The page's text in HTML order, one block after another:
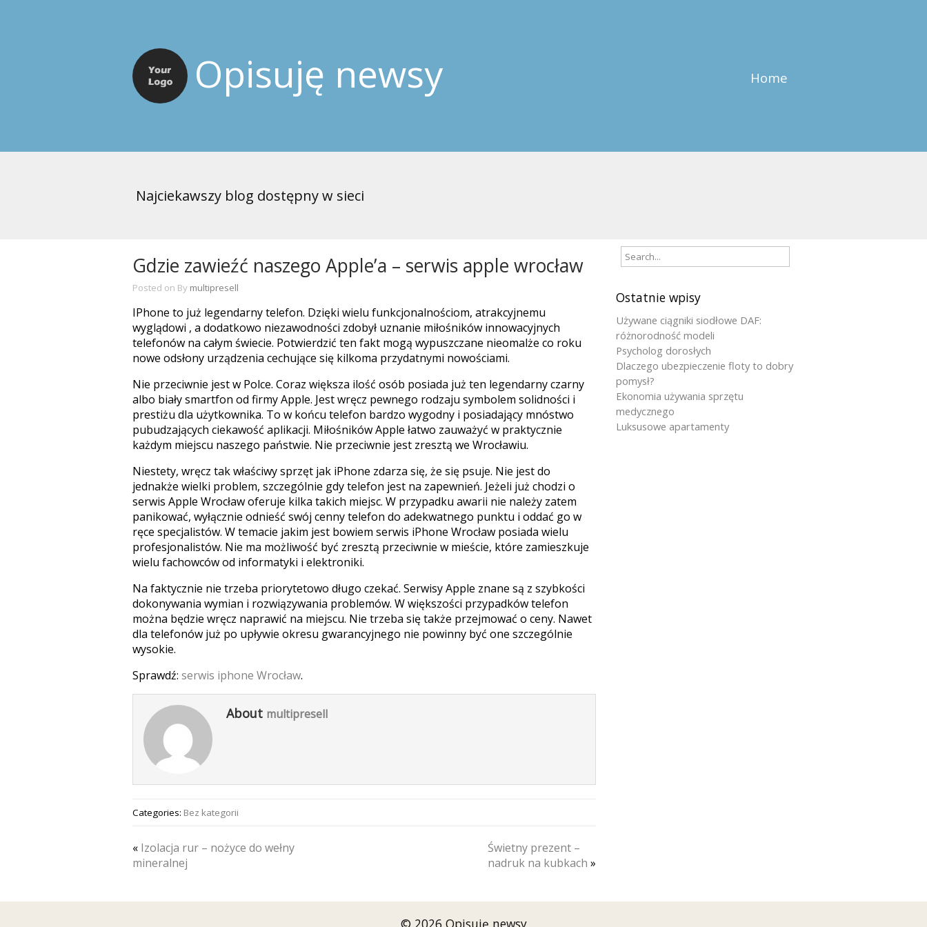
Opisuję newsy Home
Najciekawszy blog dostępny w sieci
Gdzie zawieźć naszego Apple’a – serwis apple wrocław
Posted on By multipresell
IPhone to już legendarny telefon. Dzięki wielu funkcjonalnościom, atrakcyjnemu
wyglądowi , a dodatkowo niezawodności zdobył uznanie miłośników innowacyjnych
telefonów na całym świecie. Potwierdzić ten fakt mogą wypuszczane nieomalże co roku
nowe odsłony urządzenia cechujące się kilkoma przydatnymi nowościami.
Nie przeciwnie jest w Polce. Coraz większa ilość osób posiada już ten legendarny czarny
albo biały smartfon od firmy Apple. Jest wręcz pewnego rodzaju symbolem solidności i
prestiżu dla użytkownika. To w końcu telefon bardzo wygodny i posiadający mnóstwo
pubudzających ciekawość aplikacji. Miłośników Apple łatwo zauważyć w praktycznie
każdym miejscu naszego państwie. Nie przeciwnie jest zresztą we Wrocławiu.
Niestety, wręcz tak właściwy sprzęt jak iPhone zdarza się, że się psuje. Nie jest do
jednakże wielki problem, szczególnie gdy telefon jest na zapewnień. Jeżeli już chodzi o
serwis Apple Wrocław oferuje kilka takich miejsc. W przypadku awarii nie należy zatem
panikować, wyłącznie odnieść swój cenny telefon do adekwatnego punktu i oddać go w
ręce specjalistów. W temacie jakim jest bowiem serwis iPhone Wrocław posiada wielu
profesjonalistów. Nie ma możliwość być zresztą przeciwnie w mieście, które zamieszkuje
wielu fachowców od informatyki i elektroniki.
Na faktycznie nie trzeba priorytetowo długo czekać. Serwisy Apple znane są z szybkości
dokonywania wymian i rozwiązywania problemów. W większości przypadków telefon
można będzie wręcz naprawić na miejscu. Nie trzeba się także przejmować o ceny. Nawet
dla telefonów już po upływie okresu gwarancyjnego nie powinny być one szczególnie
wysokie.
Sprawdź: serwis iphone Wrocław.
About multipresell
Categories: Bez kategorii
« Izolacja rur – nożyce do wełny
mineralnej
Świetny prezent –
nadruk na kubkach »
Ostatnie wpisy
Używane ciągniki siodłowe DAF:
różnorodność modeli
Psycholog dorosłych
Dlaczego ubezpieczenie floty to dobry
pomysł?
Ekonomia używania sprzętu
medycznego
Luksusowe apartamenty
© 2026 Opisuję newsy